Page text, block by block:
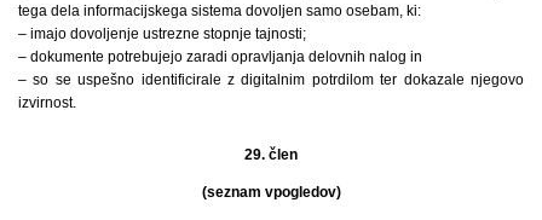
tega dela informacijskega sistema dovoljen samo osebam, ki:
– imajo dovoljenje ustrezne stopnje tajnosti;
– dokumente potrebujejo zaradi opravljanja delovnih nalog in
– so se uspešno identificirale z digitalnim potrdilom ter dokazale njegovo
izvirnost.
29. člen
(seznam vpogledov)